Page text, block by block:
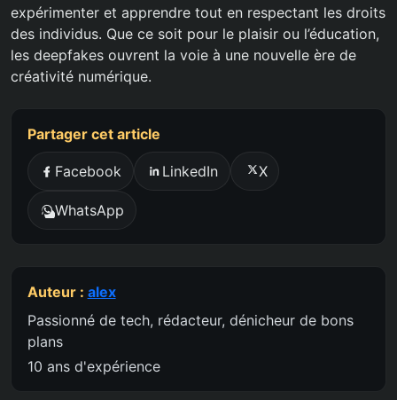
expérimenter et apprendre tout en respectant les droits
des individus. Que ce soit pour le plaisir ou l’éducation,
les deepfakes ouvrent la voie à une nouvelle ère de
créativité numérique.
Partager cet article
Facebook LinkedIn X
WhatsApp
Auteur : alex
Passionné de tech, rédacteur, dénicheur de bons
plans
10 ans d'expérience